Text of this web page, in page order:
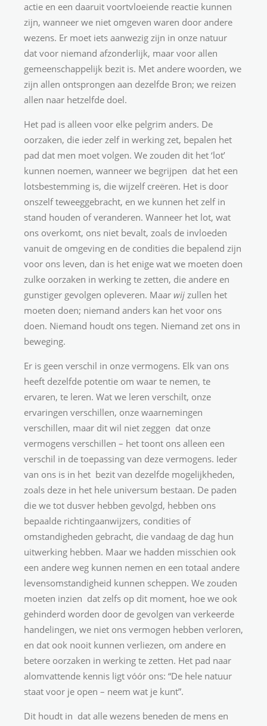
actie en een daaruit voortvloeiende reactie kunnen
zijn, wanneer we niet omgeven waren door andere
wezens. Er moet iets aanwezig zijn in onze natuur
dat voor niemand afzonderlijk, maar voor allen
gemeenschappelijk bezit is. Met andere woorden, we
zijn allen ontsprongen aan dezelfde Bron; we reizen
allen naar hetzelfde doel.
Het pad is alleen voor elke pelgrim anders. De
oorzaken, die ieder zelf in werking zet, bepalen het
pad dat men moet volgen. We zouden dit het ‘lot’
kunnen noemen, wanneer we begrijpen dat het een
lotsbestemming is, die wijzelf creëren. Het is door
onszelf teweeggebracht, en we kunnen het zelf in
stand houden of veranderen. Wanneer het lot, wat
ons overkomt, ons niet bevalt, zoals de invloeden
vanuit de omgeving en de condities die bepalend zijn
voor ons leven, dan is het enige wat we moeten doen
zulke oorzaken in werking te zetten, die andere en
gunstiger gevolgen opleveren. Maar wij zullen het
moeten doen; niemand anders kan het voor ons
doen. Niemand houdt ons tegen. Niemand zet ons in
beweging.
Er is geen verschil in onze vermogens. Elk van ons
heeft dezelfde potentie om waar te nemen, te
ervaren, te leren. Wat we leren verschilt, onze
ervaringen verschillen, onze waarnemingen
verschillen, maar dit wil niet zeggen dat onze
vermogens verschillen – het toont ons alleen een
verschil in de toepassing van deze vermogens. Ieder
van ons is in het bezit van dezelfde mogelijkheden,
zoals deze in het hele universum bestaan. De paden
die we tot dusver hebben gevolgd, hebben ons
bepaalde richtingaanwijzers, condities of
omstandigheden gebracht, die vandaag de dag hun
uitwerking hebben. Maar we hadden misschien ook
een andere weg kunnen nemen en een totaal andere
levensomstandigheid kunnen scheppen. We zouden
moeten inzien dat zelfs op dit moment, hoe we ook
gehinderd worden door de gevolgen van verkeerde
handelingen, we niet ons vermogen hebben verloren,
en dat ook nooit kunnen verliezen, om andere en
betere oorzaken in werking te zetten. Het pad naar
alomvattende kennis ligt vóór ons: “De hele natuur
staat voor je open – neem wat je kunt”.
Dit houdt in dat alle wezens beneden de mens en